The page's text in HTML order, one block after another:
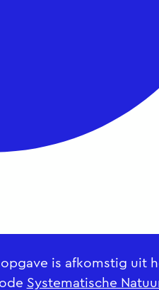
opgave is afkomstig uit
Systematische